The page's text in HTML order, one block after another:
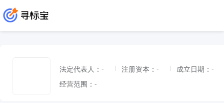
法定代表人： - 注册资本： - 成立日期： -
经营范围： -